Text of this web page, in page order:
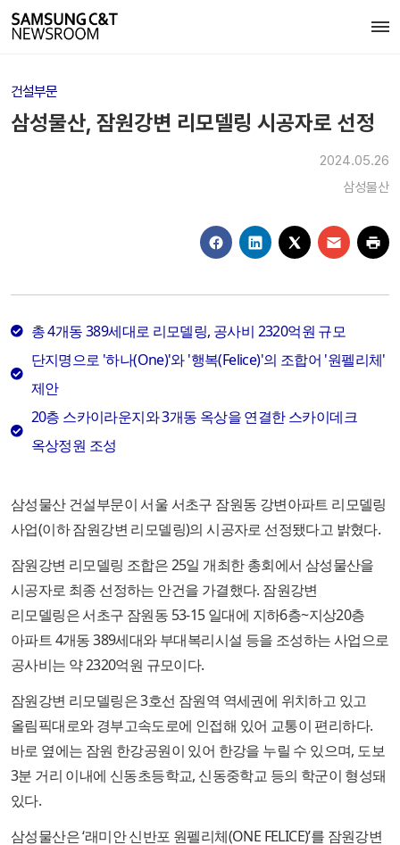
건설부문
삼성물산, 잠원강변 리모델링 시공자로 선정
2024.05.26
삼성물산
총 4개동 389세대로 리모델링, 공사비 2320억원 규모
단지명으로 '하나(One)'와 '행복(Felice)'의 조합어 '원펠리체'
제안
20층 스카이라운지와 3개동 옥상을 연결한 스카이데크
옥상정원 조성
삼성물산 건설부문이 서울 서초구 잠원동 강변아파트 리모델링
사업(이하 잠원강변 리모델링)의 시공자로 선정됐다고 밝혔다.
잠원강변 리모델링 조합은 25일 개최한 총회에서 삼성물산을
시공자로 최종 선정하는 안건을 가결했다. 잠원강변
리모델링은 서초구 잠원동 53-15 일대에 지하6층~지상20층
아파트 4개동 389세대와 부대복리시설 등을 조성하는 사업으로
공사비는 약 2320억원 규모이다.
잠원강변 리모델링은 3호선 잠원역 역세권에 위치하고 있고
올림픽대로와 경부고속도로에 인접해 있어 교통이 편리하다.
바로 옆에는 잠원 한강공원이 있어 한강을 누릴 수 있으며, 도보
3분 거리 이내에 신동초등학교, 신동중학교 등의 학군이 형성돼
있다.
삼성물산은 ‘래미안 신반포 원펠리체(ONE FELICE)’를 잠원강변